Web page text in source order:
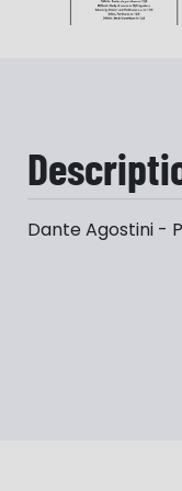
Dante Agostini -